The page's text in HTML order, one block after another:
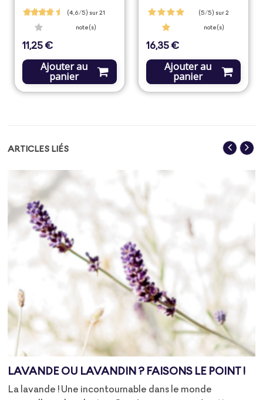
(4,6/5) sur 21
note(s)
Prix
11,25 €
Ajouter au
panier
(5/5) sur 2
note(s)
Prix
16,35 €
Ajouter au
panier
ARTICLES LIÉS
LAVANDE OU LAVANDIN ? FAISONS LE POINT !
La lavande ! Une incontournable dans le monde